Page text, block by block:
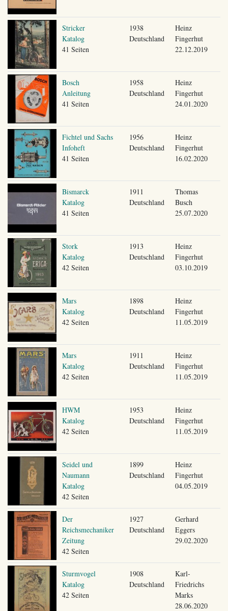
Stricker
Katalog
41 Seiten
1938
Deutschland
Heinz
Fingerhut
22.12.2019
Bosch
Anleitung
41 Seiten
1958
Deutschland
Heinz
Fingerhut
24.01.2020
Fichtel und Sachs
Infoheft
41 Seiten
1956
Deutschland
Heinz
Fingerhut
16.02.2020
Bismarck
Katalog
41 Seiten
1911
Deutschland
Thomas
Busch
25.07.2020
Stork
Katalog
42 Seiten
1913
Deutschland
Heinz
Fingerhut
03.10.2019
Mars
Katalog
42 Seiten
1898
Deutschland
Heinz
Fingerhut
11.05.2019
Mars
Katalog
42 Seiten
1911
Deutschland
Heinz
Fingerhut
11.05.2019
HWM
Katalog
42 Seiten
1953
Deutschland
Heinz
Fingerhut
11.05.2019
Seidel und
Naumann
Katalog
42 Seiten
1899
Deutschland
Heinz
Fingerhut
04.05.2019
Der
Reichsmechaniker
Zeitung
42 Seiten
1927
Deutschland
Gerhard
Eggers
29.02.2020
Sturmvogel
Katalog
42 Seiten
1908
Deutschland
Karl-
Friedrichs
Marks
28.06.2020